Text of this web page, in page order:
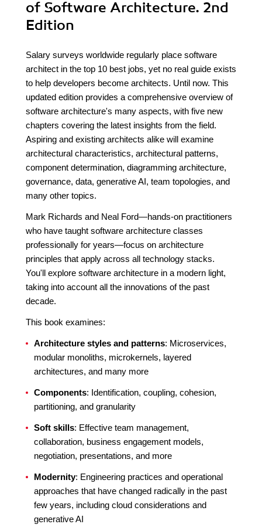
of Software Architecture. 2nd
Edition
Salary surveys worldwide regularly place software
architect in the top 10 best jobs, yet no real guide exists
to help developers become architects. Until now. This
updated edition provides a comprehensive overview of
software architecture's many aspects, with five new
chapters covering the latest insights from the field.
Aspiring and existing architects alike will examine
architectural characteristics, architectural patterns,
component determination, diagramming architecture,
governance, data, generative AI, team topologies, and
many other topics.
Mark Richards and Neal Ford—hands-on practitioners
who have taught software architecture classes
professionally for years—focus on architecture
principles that apply across all technology stacks.
You'll explore software architecture in a modern light,
taking into account all the innovations of the past
decade.
This book examines:
Architecture styles and patterns: Microservices,
modular monoliths, microkernels, layered
architectures, and many more
Components: Identification, coupling, cohesion,
partitioning, and granularity
Soft skills: Effective team management,
collaboration, business engagement models,
negotiation, presentations, and more
Modernity: Engineering practices and operational
approaches that have changed radically in the past
few years, including cloud considerations and
generative AI